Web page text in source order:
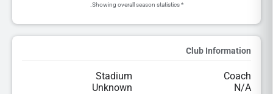
* Showing overall season statistics.
Club Information
Coach
N/A
Stadium
Unknown